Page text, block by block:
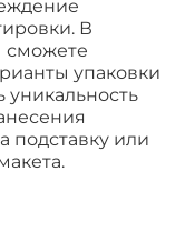
В
сможете
упаковки
уникальность
подставку или